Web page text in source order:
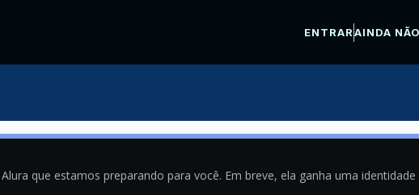
ENTRARAINDA
que estamos preparando para você. Em breve, ela ganha uma